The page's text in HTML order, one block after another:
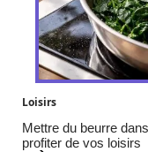
Loisirs
Mettre du beurre
profiter de vos loisirs